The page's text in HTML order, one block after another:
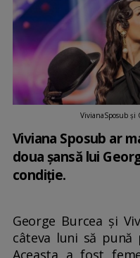
VivianaSposub și
Viviana Sposub ar
doua șansă lui
condiție.
George Burcea și
câteva luni să
Aceasta a fost